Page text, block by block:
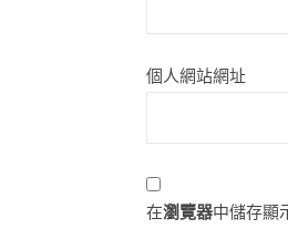
個人網站網址
在瀏覽器中儲存顯